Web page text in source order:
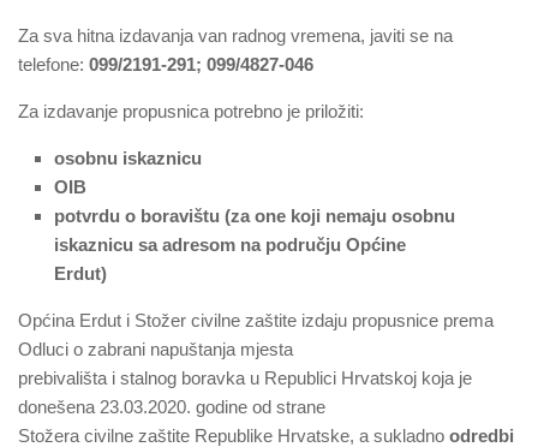
Za sva hitna izdavanja van radnog vremena, javiti se na
telefone: 099/2191-291; 099/4827-046
Za izdavanje propusnica potrebno je priložiti:
osobnu iskaznicu
OIB
potvrdu o boravištu (za one koji nemaju osobnu
iskaznicu sa adresom na području Općine
Erdut)
Općina Erdut i Stožer civilne zaštite izdaju propusnice prema
Odluci o zabrani napuštanja mjesta
prebivališta i stalnog boravka u Republici Hrvatskoj koja je
donešena 23.03.2020. godine od strane
Stožera civilne zaštite Republike Hrvatske, a sukladno odredbi